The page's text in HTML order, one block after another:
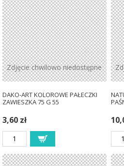
Zdjęcie chwilowo niedostępne
DAKO-ART KOLOROWE PAŁECZKI
ZAWIESZKA 75 G 55
3,60 zł